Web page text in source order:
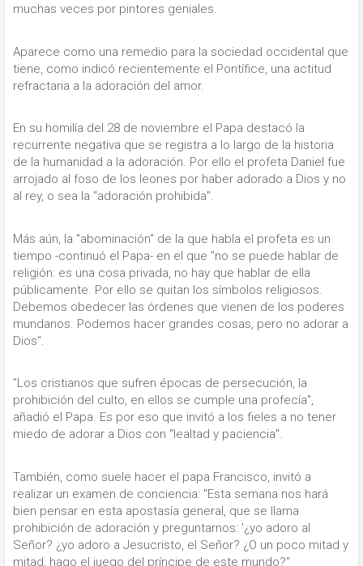
muchas veces por pintores geniales.
Aparece como una remedio para la sociedad occidental que
tiene, como indicó recientemente el Pontífice, una actitud
refractaria a la adoración del amor.
En su homilía del 28 de noviembre el Papa destacó la
recurrente negativa que se registra a lo largo de la historia
de la humanidad a la adoración. Por ello el profeta Daniel fue
arrojado al foso de los leones por haber adorado a Dios y no
al rey, o sea la "adoración prohibida".
Más aún, la "abominación" de la que habla el profeta es un
tiempo -continuó el Papa- en el que "no se puede hablar de
religión: es una cosa privada, no hay que hablar de ella
públicamente. Por ello se quitan los símbolos religiosos.
Debemos obedecer las órdenes que vienen de los poderes
mundanos. Podemos hacer grandes cosas, pero no adorar a
Dios".
"Los cristianos que sufren épocas de persecución, la
prohibición del culto, en ellos se cumple una profecía",
añadió el Papa. Es por eso que invitó a los fieles a no tener
miedo de adorar a Dios con "lealtad y paciencia".
También, como suele hacer el papa Francisco, invitó a
realizar un examen de conciencia: "Esta semana nos hará
bien pensar en esta apostasía general, que se llama
prohibición de adoración y preguntarnos: '¿yo adoro al
Señor? ¿yo adoro a Jesucristo, el Señor? ¿O un poco mitad y
mitad, hago el juego del príncipe de este mundo?"